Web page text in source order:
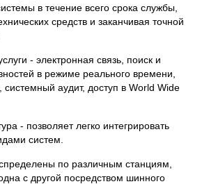
в течение всего срока службы,
средств и заканчивая точной
- электронная связь, поиск и
в режиме реального времени,
аудит, доступ в World Wide
- позволяет легко интегрировать
систем.
по различным станциям,
с другой посредством шинного